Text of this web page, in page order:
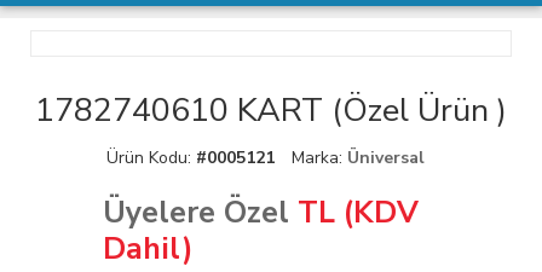
1782740610 KART (Özel Ürün )
Ürün Kodu: #0005121 Marka: Üniversal
Üyelere Özel TL (KDV
Dahil)